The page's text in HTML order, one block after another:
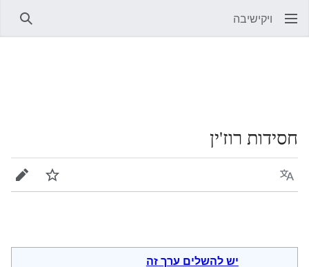
ויקישיבה
חסידות רוז'ין
שפה מעקב
יש להשלים ערך זה